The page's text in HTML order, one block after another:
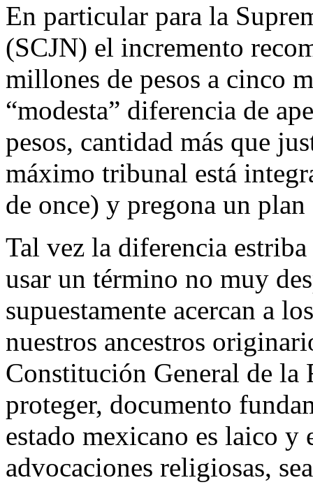
En particular para la
(SCJN) el incremento
millones de pesos a cinco
“modesta” diferencia de
pesos, cantidad más que
máximo tribunal está
de once) y pregona un plan
Tal vez la diferencia
usar un término no muy
supuestamente acercan a
nuestros ancestros
Constitución General de la
proteger, documento
estado mexicano es laico y
advocaciones religiosas,